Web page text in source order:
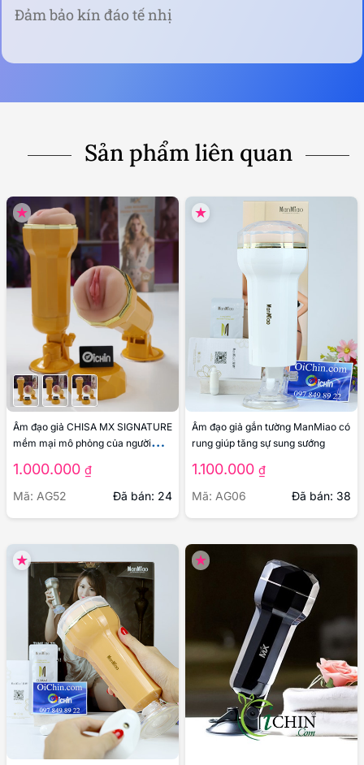
Đảm bảo kín đáo tế nhị
Sản phẩm liên quan
Âm đạo giả CHISA MX SIGNATURE
mềm mại mô phỏng của người
1.000.000 ₫
Mã: AG52
Đã bán: 24
Âm đạo giả gắn tường ManMiao có
rung giúp tăng sự sung sướng
1.100.000 ₫
Mã: AG06
Đã bán: 38